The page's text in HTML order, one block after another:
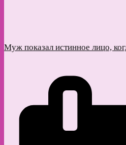
Муж показал истинное лицо,